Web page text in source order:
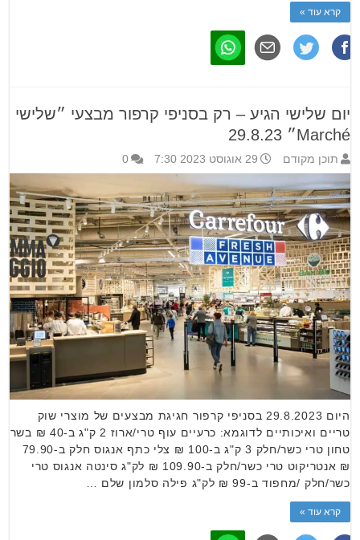
קרא עוד »
יום שלישי הגיע – רק בסניפי קרפור מבצעי ״שלישי
Marché״ 29.8.23
תוכן מקודם 29 אוגוסט 2023 7:30 0
היום 29.8.2023 בסניפי קרפור חגיגת מבצעים של מוצרי שוק
טריים ואיכותיים לדוגמא: כרעיים עוף טרי/ארוז 2 ק"ג ב-40 ₪ בשר
טחון טרי כשר/חלק 3 ק"ג ב-100 ₪ צלי כתף אנגוס חלק ב-79.90
₪ אנטריקוט טרי כשר/חלק ב-109.90 ₪ לק"ג סינטה אנגוס טרי
כשר/חלק /מחפוד ב-99 ₪ לק"ג פילה סלמון שלם …
קרא עוד »